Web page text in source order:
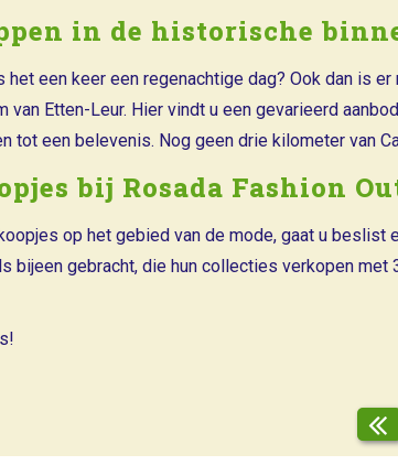
in de historische
het een keer een regenachtige dag? Ook dan is
van Etten-Leur. Hier vindt u een gevarieerd
tot een belevenis. Nog geen drie kilometer van
bij Rosada Fashion
op het gebied van de mode, gaat u
bijeen gebracht, die hun collecties verkopen met